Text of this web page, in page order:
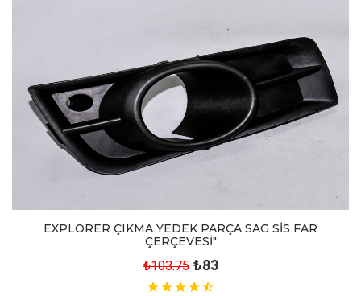
EXPLORER ÇIKMA YEDEK PARÇA SAG SİS FAR
ÇERÇEVESİ"
₺103.75 ₺83